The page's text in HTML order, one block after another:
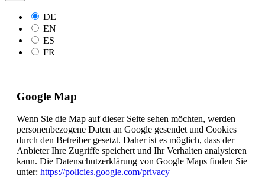
DE
EN
ES
FR
Google Map
Wenn Sie die Map auf dieser Seite sehen möchten, werden
personenbezogene Daten an Google gesendet und Cookies
durch den Betreiber gesetzt. Daher ist es möglich, dass der
Anbieter Ihre Zugriffe speichert und Ihr Verhalten analysieren
kann. Die Datenschutzerklärung von Google Maps finden Sie
unter: https://policies.google.com/privacy